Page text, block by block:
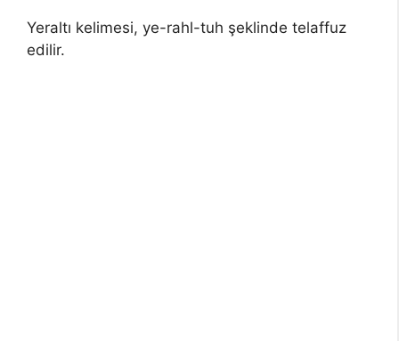
Yeraltı kelimesi, ye-rahl-tuh şeklinde telaffuz
edilir.